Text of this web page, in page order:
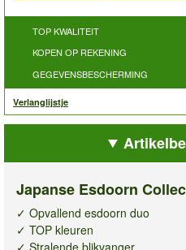
TOP KWALITEIT
KOPEN OP REKENING
GEGEVENSBESCHERMING
Verlanglijstje
Japanse Esdoorn
✓ Opvallend esdoorn duo
✓ TOP kleuren
✓ Stralende blikvanger